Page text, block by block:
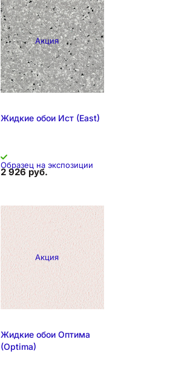
Акция
Образец на экспозиции
Складская позиция
Жидкие обои Иcт (East)
2 926 руб.
Акция
Жидкие обои Оптима
(Optima)